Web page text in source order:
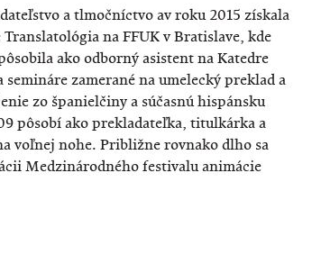
a tlmočníctvo av roku 2015 získala
na FFUK v Bratislave, kde
ako odborný asistent na Katedre
zamerané na umelecký preklad a
zo španielčiny a súčasnú hispánsku
pôsobí ako prekladateľka, titulkárka a
voľnej nohe. Približne rovnako dlho sa
Medzinárodného festivalu animácie